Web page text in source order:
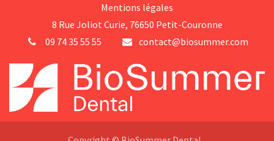
Mentions légales
8 Rue Jol​iot Curie, 76650 Petit-Couronne
09 74 35 55 55
contact@biosummer.com